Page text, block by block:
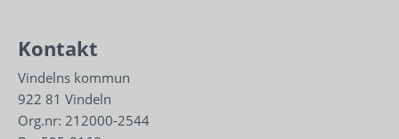
Kontakt
Vindelns kommun
922 81 Vindeln
Org.nr: 212000-2544